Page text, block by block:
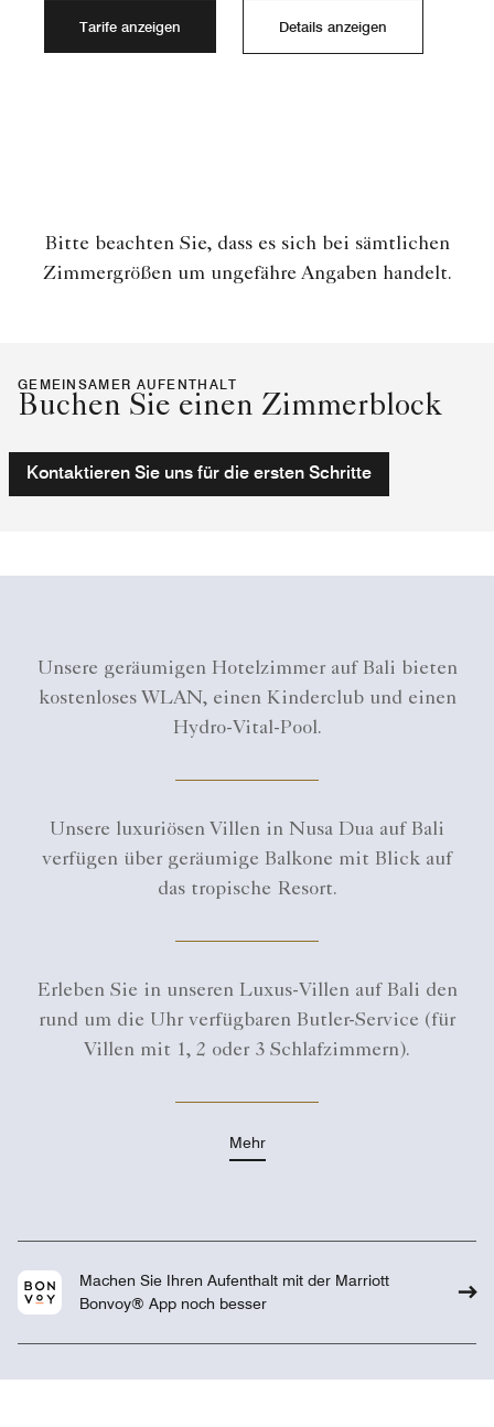
Tarife anzeigen Details anzeigen
Bitte beachten Sie, dass es sich bei sämtlichen
Zimmergrößen um ungefähre Angaben handelt.
GEMEINSAMER AUFENTHALT
Buchen Sie einen Zimmerblock
Kontaktieren Sie uns für die ersten Schritte
Unsere geräumigen Hotelzimmer auf Bali bieten
kostenloses WLAN, einen Kinderclub und einen
Hydro-Vital-Pool.
Unsere luxuriösen Villen in Nusa Dua auf Bali
verfügen über geräumige Balkone mit Blick auf
das tropische Resort.
Erleben Sie in unseren Luxus-Villen auf Bali den
rund um die Uhr verfügbaren Butler-Service (für
Villen mit 1, 2 oder 3 Schlafzimmern).
Mehr
Machen Sie Ihren Aufenthalt mit der Marriott
Bonvoy® App noch besser